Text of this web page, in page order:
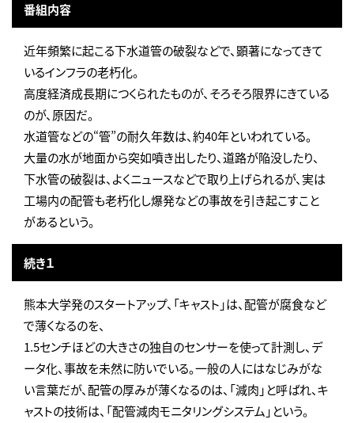
番組内容
近年頻繁に起こる下水道管の破裂などで、顕著になってきて
いるインフラの老朽化。
高度経済成長期につくられたものが、そろそろ限界にきている
のが、原因だ。
水道管などの“管”の耐久年数は、約40年といわれている。
大量の水が地面から突如噴き出したり、道路が陥没したり、
下水管の破裂は、よくニュースなどで取り上げられるが、実は
工場内の配管も老朽化し爆発などの事故を引き起こすこと
があるという。
続き１
熊本大学発のスタートアップ、「キャスト」は、配管が腐食など
で薄くなるのを、
1.5センチほどの大きさの独自のセンサーを使って計測し、デ
ータ化、事故を未然に防いでいる。一般の人にはなじみがな
い言葉だが、配管の厚みが薄くなるのは、「減肉」と呼ばれ、キ
ャストの技術は、「配管減肉モニタリングシステム」という。